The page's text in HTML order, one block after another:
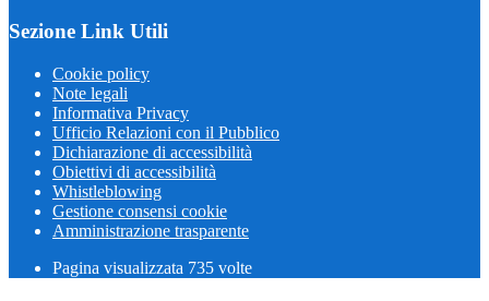
Sezione Link Utili
Cookie policy
Note legali
Informativa Privacy
Ufficio Relazioni con il Pubblico
Dichiarazione di accessibilità
Obiettivi di accessibilità
Whistleblowing
Gestione consensi cookie
Amministrazione trasparente
Pagina visualizzata 735 volte